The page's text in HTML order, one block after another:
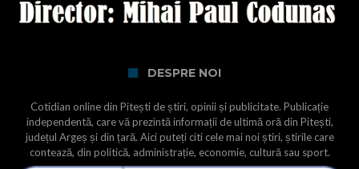
DESPRE NOI
Cotidian online din Pitești de știri, opinii și publicitate. Publicație
independentă, care vă prezintă informații de ultimă oră din Pitești,
județul Argeș și din țară. Aici puteți citi cele mai noi știri, știrile care
contează, din politică, administrație, economie, cultură sau sport.